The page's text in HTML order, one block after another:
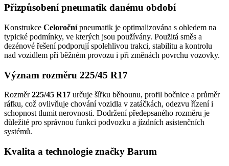
Přizpůsobení pneumatik danému období
Konstrukce Celoročnípneumatik je optimalizována s ohledem na
typické podmínky, ve kterých jsou používány. Použitá směs a
dezénové řešení podporují spolehlivou trakci, stabilitu a kontrolu
nad vozidlem při běžném provozu i při změnách povrchu vozovky.
Význam rozměru 225/45 R17
Rozměr225/45 R17 určuje šířku běhounu, profil bočnice a průměr
ráfku, což ovlivňuje chování vozidla v zatáčkách, odezvu řízení i
schopnost tlumit nerovnosti. Dodržení předepsaného rozměru je
důležité pro správnou funkci podvozku a jízdních asistenčních
systémů.
Kvalita a technologie značky Barum